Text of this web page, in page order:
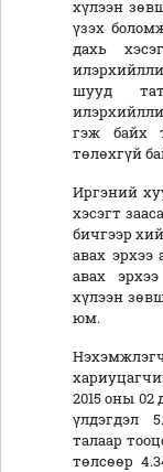
хүлээн
үзэх
дахь
шууд
гэж байх
төлөхгүй
Иргэний
хэсэгт
бичгээр
авах эрхээ
авах
хүлээн
юм.
2015 оны 02
үлдэгдэл
талаар
төлсөөр